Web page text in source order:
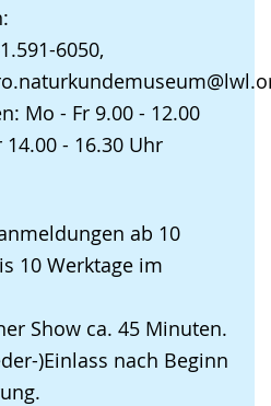
6050,
Mo - Fr 9.00 - 12.00
14.00 - 16.30 Uhr
ab 10
10 Werktage im
Show ca. 45 Minuten.
)Einlass nach Beginn